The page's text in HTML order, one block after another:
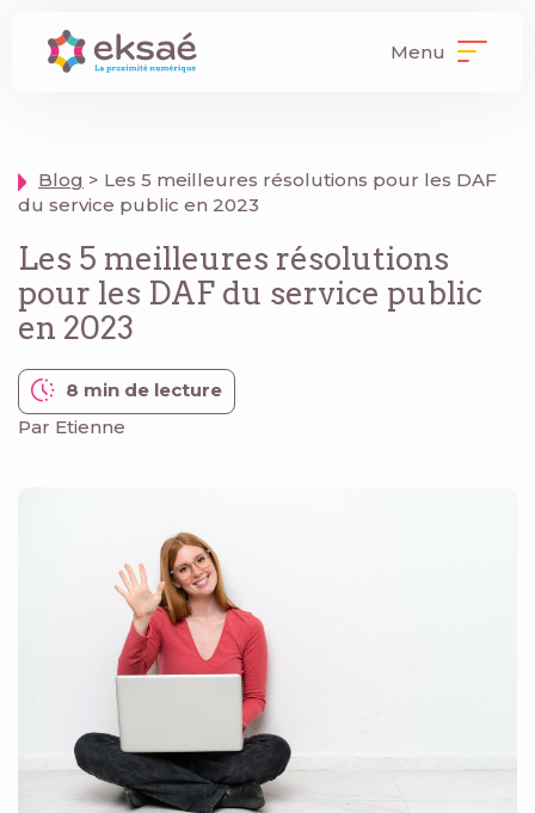
Menu
Blog > Les 5 meilleures résolutions pour les DAF
du service public en 2023
Les 5 meilleures résolutions
pour les DAF du service public
en 2023
8 min de lecture
Par Etienne